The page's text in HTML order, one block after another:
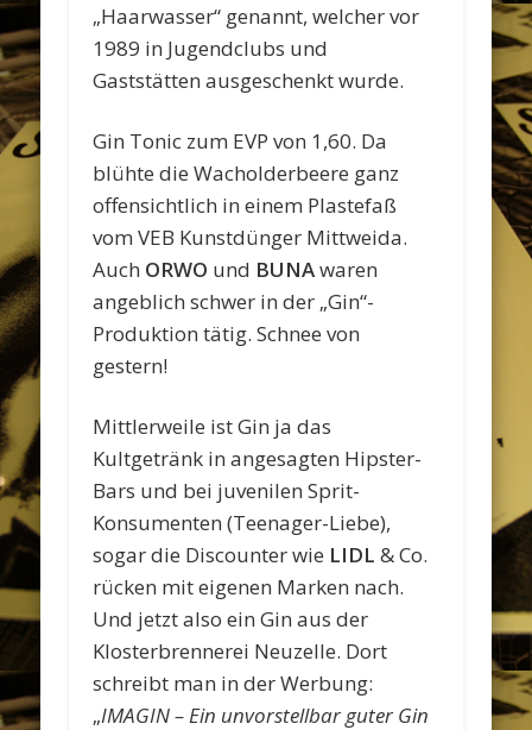
„Haarwasser“ genannt, welcher vor
1989 in Jugendclubs und
Gaststätten ausgeschenkt wurde.
Gin Tonic zum EVP von 1,60. Da
blühte die Wacholderbeere ganz
offensichtlich in einem Plastefaß
vom VEB Kunstdünger Mittweida.
Auch ORWO und BUNAwaren
angeblich schwer in der „Gin“-
Produktion tätig. Schnee von
gestern!
Mittlerweile ist Gin ja das
Kultgetränk in angesagten Hipster-
Bars und bei juvenilen Sprit-
Konsumenten (Teenager-Liebe),
sogar die Discounter wie LIDL & Co.
rücken mit eigenen Marken nach.
Und jetzt also ein Gin aus der
Klosterbrennerei Neuzelle. Dort
schreibt man in der Werbung:
„IMAGIN – Ein unvorstellbar guter Gin